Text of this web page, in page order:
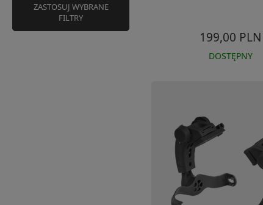
ZASTOSUJ WYBRANE
FILTRY
199,00 PLN
DOSTĘPNY